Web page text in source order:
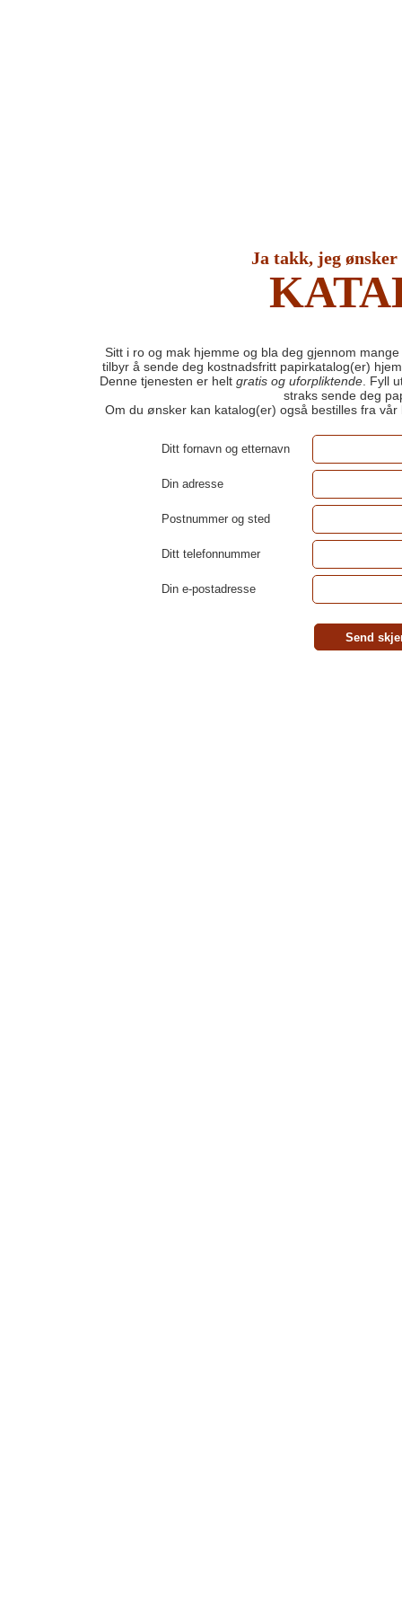
Ja takk, jeg
Sitt i ro og mak hjemme og bla deg gjennom
tilbyr å sende deg kostnadsfritt papirkatalog(er)
Denne tjenesten er helt gratis og uforpliktende . Fyll
straks sende deg
Om du ønsker kan katalog(er) også bestilles fra
Ditt fornavn og etternavn
Din adresse
Postnummer og sted
Ditt telefonnummer
Din e-postadresse